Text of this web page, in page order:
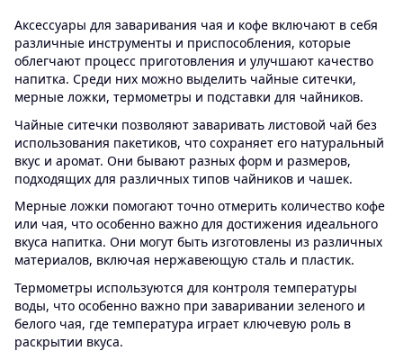
Аксессуары для заваривания чая и кофе включают в себя
различные инструменты и приспособления, которые
облегчают процесс приготовления и улучшают качество
напитка. Среди них можно выделить чайные ситечки,
мерные ложки, термометры и подставки для чайников.
Чайные ситечки позволяют заваривать листовой чай без
использования пакетиков, что сохраняет его натуральный
вкус и аромат. Они бывают разных форм и размеров,
подходящих для различных типов чайников и чашек.
Мерные ложки помогают точно отмерить количество кофе
или чая, что особенно важно для достижения идеального
вкуса напитка. Они могут быть изготовлены из различных
материалов, включая нержавеющую сталь и пластик.
Термометры используются для контроля температуры
воды, что особенно важно при заваривании зеленого и
белого чая, где температура играет ключевую роль в
раскрытии вкуса.